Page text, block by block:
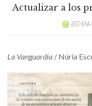
Actualizar a los
07/
La Vanguardia / Núria